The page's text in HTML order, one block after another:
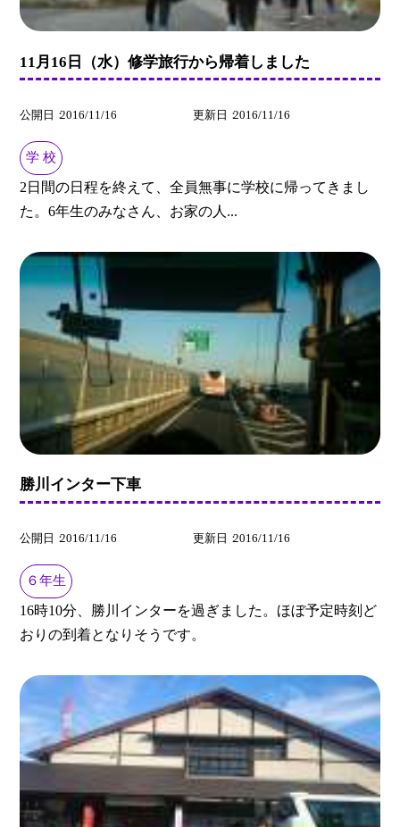
11月16日（水）修学旅行から帰着しました
公開日 2016/11/16 更新日 2016/11/16
学 校
2日間の日程を終えて、全員無事に学校に帰ってきまし
た。6年生のみなさん、お家の人...
勝川インター下車
公開日 2016/11/16 更新日 2016/11/16
６年生
16時10分、勝川インターを過ぎました。ほぼ予定時刻ど
おりの到着となりそうです。